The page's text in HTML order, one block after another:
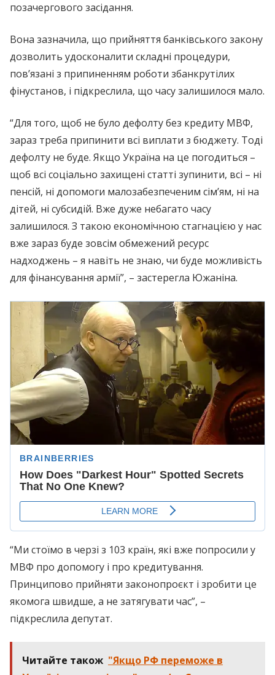
позачергового засідання.
Вона зазначила, що прийняття банківського закону
дозволить удосконалити складні процедури,
пов’язані з припиненням роботи збанкрутілих
фінустанов, і підкреслила, що часу залишилося мало.
“Для того, щоб не було дефолту без кредиту МВФ,
зараз треба припинити всі виплати з бюджету. Тоді
дефолту не буде. Якщо Україна на це погодиться –
щоб всі соціально захищені статті зупинити, всі – ні
пенсій, ні допомоги малозабезпеченим сім’ям, ні на
дітей, ні субсидій. Вже дуже небагато часу
залишилося. З такою економічною стагнацією у нас
вже зараз буде зовсім обмежений ресурс
надходжень – я навіть не знаю, чи буде можливість
для фінансування армії”, – застерегла Южаніна.
“Ми стоїмо в черзі з 103 країн, які вже попросили у
МВФ про допомогу і про кредитування.
Принципово прийняти законопроєкт і зробити це
якомога швидше, а не затягувати час”, –
підкреслила депутат.
Читайте також "Якщо РФ переможе в